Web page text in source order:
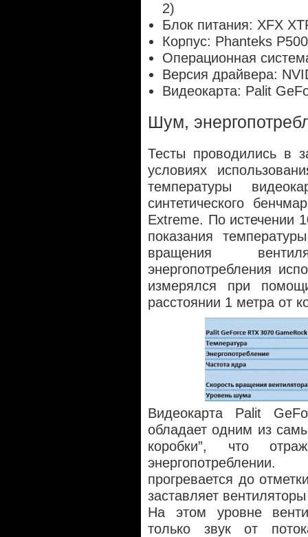
2)
Блок питания: XFX
Корпус: Phanteks
Операционная
Версия драйвера:
Видеокарта: Palit
Шум,
Тесты проводились в
условиях
температуры
синтетического
Extreme. По истечении
показания
вращения
энергопотребления
измерялся при
расстоянии 1 метра от
Видеокарта Palit
обладает одним из
коробки”, что
прогревается до
заставляет
На этом уровне
только звук от